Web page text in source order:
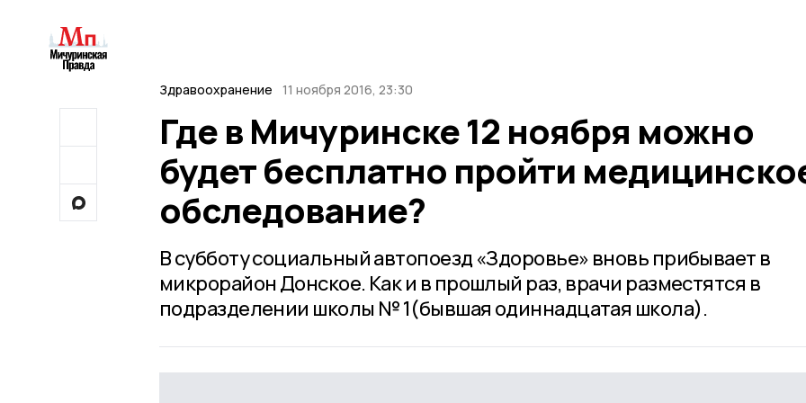
Здравоохранение 11 ноября 2016, 23:30
Где в Мичуринске 12 ноября можно
будет бесплатно пройти
обследование?
В субботу социальный автопоезд «Здоровье» вновь прибывает в
микрорайон Донское. Как и в прошлый раз, врачи разместятся в
подразделении школы № 1(бывшая одиннадцатая школа).